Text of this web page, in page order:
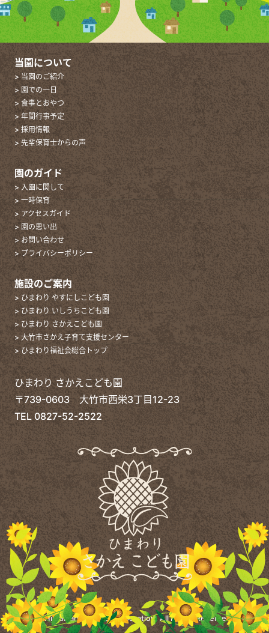
当園について
> 当園のご紹介
> 園での一日
> 食事とおやつ
> 年間行事予定
> 採用情報
> 先輩保育士からの声
園のガイド
> 入園に関して
> 一時保育
> アクセスガイド
> 園の思い出
> お問い合わせ
> プライバシーポリシー
施設のご案内
> ひまわり やすにしこども園
> ひまわり いしうちこども園
> ひまわり さかえこども園
> 大竹市さかえ子育て支援センター
> ひまわり福祉会総合トップ
ひまわり さかえこども園
〒739-0603 大竹市西栄3丁目12-23
TEL0827-52-2522
©Himawari Welfare Corporation.All Rights Reserved.